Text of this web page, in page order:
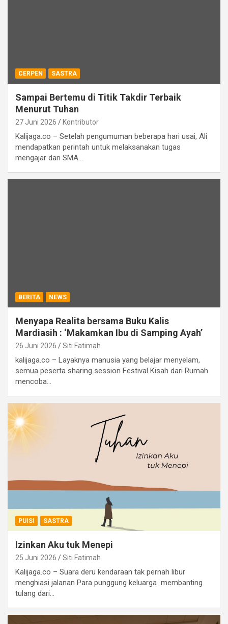
CERPEN SASTRA
Sampai Bertemu di Titik Takdir Terbaik
Menurut Tuhan
27 Juni 2026 Kontributor
Kalijaga.co – Setelah pengumuman beberapa hari usai, Ali
mendapatkan perintah untuk melaksanakan tugas
mengajar dari SMA…
BERITA NEWS
Menyapa Realita bersama Buku Kalis
Mardiasih : ‘Makamkan Ibu di Samping Ayah’
26 Juni 2026 Siti Fatimah
kalijaga.co – Layaknya manusia yang belajar menyelam,
semua peserta sharing session Festival Kisah dari Rumah
mencoba…
PUISI SASTRA
Izinkan Aku tuk Menepi
25 Juni 2026 Siti Fatimah
Kalijaga.co – Suara deru kendaraan tak pernah libur
menghiasi jalanan Para punggung keluarga membanting
tulang dari…